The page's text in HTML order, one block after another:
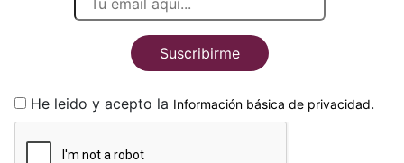
Suscribirme
He leido y acepto la Información básica de privacidad.